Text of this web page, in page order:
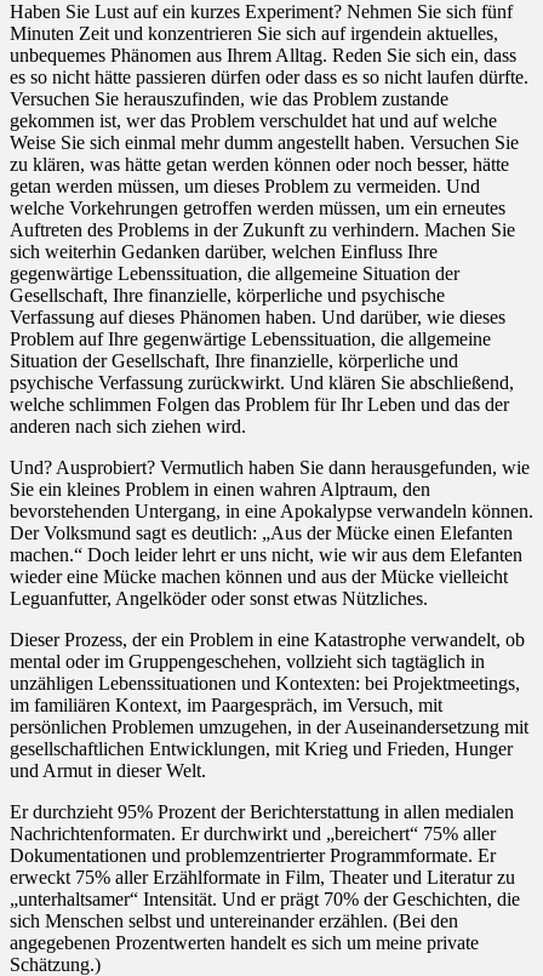
Haben Sie Lust auf ein kurzes Experiment? Nehmen Sie sich fünf
Minuten Zeit und konzentrieren Sie sich auf irgendein aktuelles,
unbequemes Phänomen aus Ihrem Alltag. Reden Sie sich ein, dass
es so nicht hätte passieren dürfen oder dass es so nicht laufen dürfte.
Versuchen Sie herauszufinden, wie das Problem zustande
gekommen ist, wer das Problem verschuldet hat und auf welche
Weise Sie sich einmal mehr dumm angestellt haben. Versuchen Sie
zu klären, was hätte getan werden können oder noch besser, hätte
getan werden müssen, um dieses Problem zu vermeiden. Und
welche Vorkehrungen getroffen werden müssen, um ein erneutes
Auftreten des Problems in der Zukunft zu verhindern. Machen Sie
sich weiterhin Gedanken darüber, welchen Einfluss Ihre
gegenwärtige Lebenssituation, die allgemeine Situation der
Gesellschaft, Ihre finanzielle, körperliche und psychische
Verfassung auf dieses Phänomen haben. Und darüber, wie dieses
Problem auf Ihre gegenwärtige Lebenssituation, die allgemeine
Situation der Gesellschaft, Ihre finanzielle, körperliche und
psychische Verfassung zurückwirkt. Und klären Sie abschließend,
welche schlimmen Folgen das Problem für Ihr Leben und das der
anderen nach sich ziehen wird.
Und? Ausprobiert? Vermutlich haben Sie dann herausgefunden, wie
Sie ein kleines Problem in einen wahren Alptraum, den
bevorstehenden Untergang, in eine Apokalypse verwandeln können.
Der Volksmund sagt es deutlich: „Aus der Mücke einen Elefanten
machen.“ Doch leider lehrt er uns nicht, wie wir aus dem Elefanten
wieder eine Mücke machen können und aus der Mücke vielleicht
Leguanfutter, Angelköder oder sonst etwas Nützliches.
Dieser Prozess, der ein Problem in eine Katastrophe verwandelt, ob
mental oder im Gruppengeschehen, vollzieht sich tagtäglich in
unzähligen Lebenssituationen und Kontexten: bei Projektmeetings,
im familiären Kontext, im Paargespräch, im Versuch, mit
persönlichen Problemen umzugehen, in der Auseinandersetzung mit
gesellschaftlichen Entwicklungen, mit Krieg und Frieden, Hunger
und Armut in dieser Welt.
Er durchzieht 95% Prozent der Berichterstattung in allen medialen
Nachrichtenformaten. Er durchwirkt und „bereichert“ 75% aller
Dokumentationen und problemzentrierter Programmformate. Er
erweckt 75% aller Erzählformate in Film, Theater und Literatur zu
„unterhaltsamer“ Intensität. Und er prägt 70% der Geschichten, die
sich Menschen selbst und untereinander erzählen. (Bei den
angegebenen Prozentwerten handelt es sich um meine private
Schätzung.)